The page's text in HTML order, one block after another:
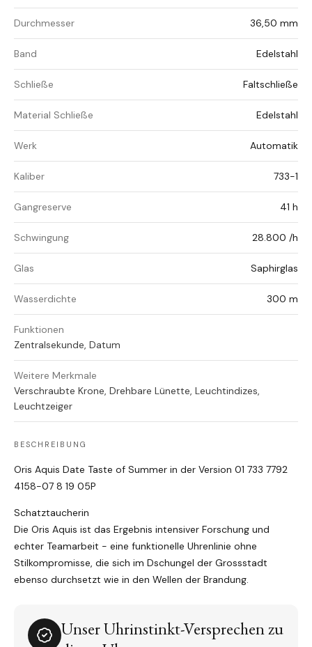
Durchmesser 36,50 mm
Band Edelstahl
Schließe Faltschließe
Material Schließe Edelstahl
Werk Automatik
Kaliber 733-1
Gangreserve 41 h
Schwingung 28.800 /h
Glas Saphirglas
Wasserdichte 300 m
Funktionen
Zentralsekunde, Datum
Weitere Merkmale
Verschraubte Krone, Drehbare Lünette, Leuchtindizes,
Leuchtzeiger
BESCHREIBUNG
Oris Aquis Date Taste of Summer in der Version 01 733 7792
4158-07 8 19 05P
Schatztaucherin
Die Oris Aquis ist das Ergebnis intensiver Forschung und
echter Teamarbeit - eine funktionelle Uhrenlinie ohne
Stilkompromisse, die sich im Dschungel der Grossstadt
ebenso durchsetzt wie in den Wellen der Brandung.
Unser Uhrinstinkt-Versprechen zu